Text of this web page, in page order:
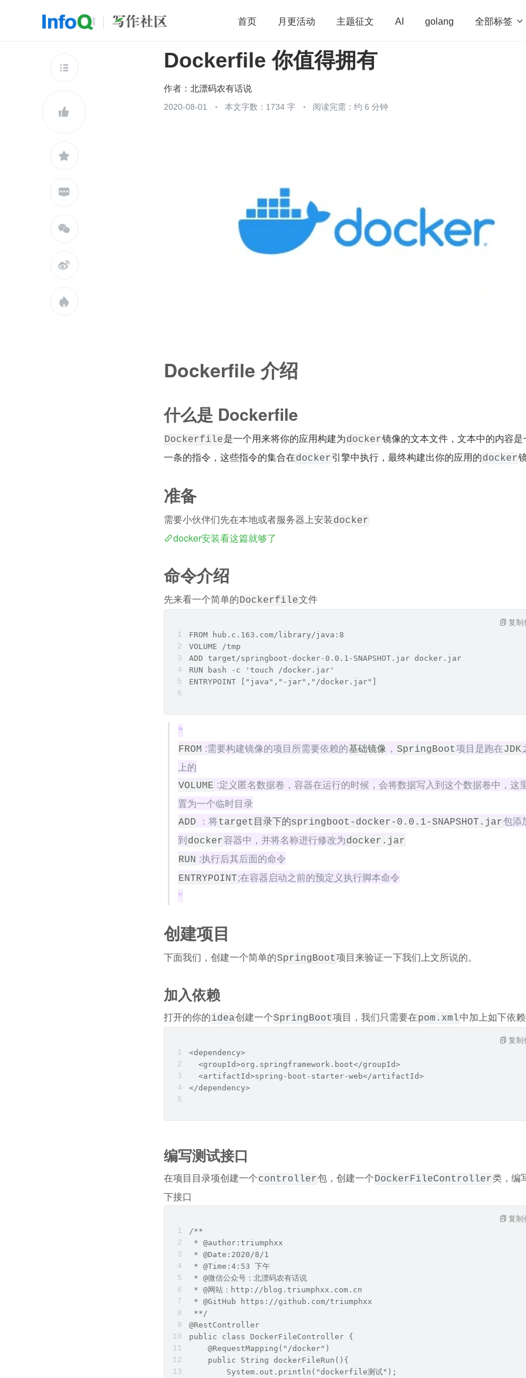
首页 月更活动 主题征文 AI golang 全部标签 
开源 架构 OpenHarmony 算法
团队管理
查看更多







Dockerfile 你值得拥有
作者： 北漂码农有话说
2020-08-01 本文字数：1734 字 阅读完需：约 6 分钟
Dockerfile 介绍
什么是 Dockerfile
Dockerfile是一个用来将你的应用构建为docker镜像的文本文件，文本中的内容是
一条的指令，这些指令的集合在docker引擎中执行，最终构建出你的应用的docker
准备
需要小伙伴们先在本地或者服务器上安装docker
docker安装看这篇就够了
命令介绍
先来看一个简单的Dockerfile文件
FROM hub.c.163.com/library/java:8
VOLUME /tmp
ADD target/springboot-docker-0.0.1-SNAPSHOT.jar docker.jar
RUN bash -c 'touch /docker.jar'
ENTRYPOINT ["java","-jar","/docker.jar"]
复制
❝
FROM :需要构建镜像的项目所需要依赖的基础镜像 ， SpringBoot项目是跑在JDK
上的
VOLUME :定义匿名数据卷，容器在运行的时候，会将数据写入到这个数据卷中，这
置为一个临时目录
ADD ：将target目录下的springboot-docker-0.0.1-SNAPSHOT.jar包添
到docker容器中，并将名称进行修改为docker.jar
RUN :执行后其后面的命令
ENTRYPOINT;在容器启动之前的预定义执行脚本命令
❞
创建项目
下面我们，创建一个简单的SpringBoot项目来验证一下我们上文所说的。
加入依赖
打开的你的idea创建一个SpringBoot项目，我们只需要在pom.xml中加上如下依
<dependency>
  <groupId>org.springframework.boot</groupId>
  <artifactId>spring-boot-starter-web</artifactId>
</dependency>
复制
编写测试接口
在项目目录项创建一个controller包，创建一个DockerFileController类，编
下接口
/**
* @author:triumphxx
* @Date:2020/8/1
* @Time:4:53 下午
* @微信公众号：北漂码农有话说
* @网站：http://blog.triumphxx.com.cn
* @GitHub https://github.com/triumphxx
**/
@RestController
public class DockerFileController {
    @RequestMapping("/docker")
    public String dockerFileRun(){
        System.out.println("dockerfile测试");
复制